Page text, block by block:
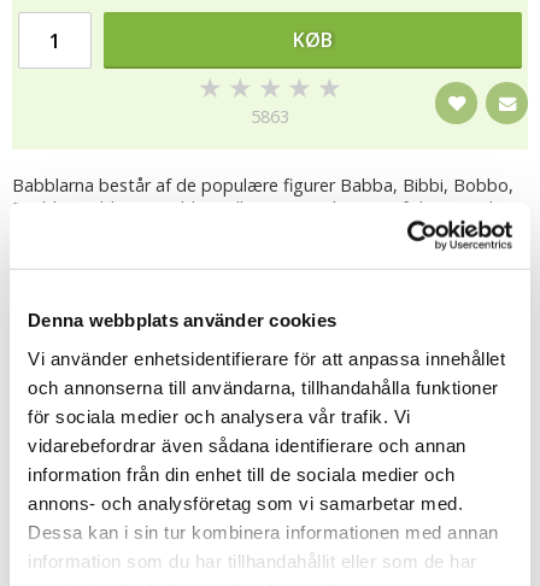
Denna webbplats använder cookies
Vi använder enhetsidentifierare för att anpassa innehållet
och annonserna till användarna, tillhandahålla funktioner
för sociala medier och analysera vår trafik. Vi
vidarebefordrar även sådana identifierare och annan
information från din enhet till de sociala medier och
annons- och analysföretag som vi samarbetar med.
Dessa kan i sin tur kombinera informationen med annan
information som du har tillhandahållit eller som de har
KØB
★ ★ ★ ★ ★
5863
Babblarna består af de populære figurer Babba, Bibbi, Bobbo,
Dadda, Diddi og Doddo. Tallene er produceret af det svenske
firma Hatten Förlag i overensstemmelse med Karlstad-
modellen, som er en uddannelsesmodel for sprogudvikling. Hos
Hatten Förlag ønskede de at udvikle en måde, hvorpå børn
og efterligne deres måde at tale på, trænes evnen til at bruge
accenter og melodi på sproget effektivt. I leget med babblers,
deres navne og deres måde at tale på, udvikler barnet sit sprog,
og det gøres uden virkelig at tænke over det.
Babblarna har to egne sange "Första Låten" og "Stompalång
Tut Pling Sång", bøger og spil. Mange børnehaver i Sverige
bruger Babblarna til at fremme børns sprogudvikling. Men
figurerne, bøgerne og spillet skal passe lige så godt hjemme i
børneværelset som i børnehaven.
Fortælle